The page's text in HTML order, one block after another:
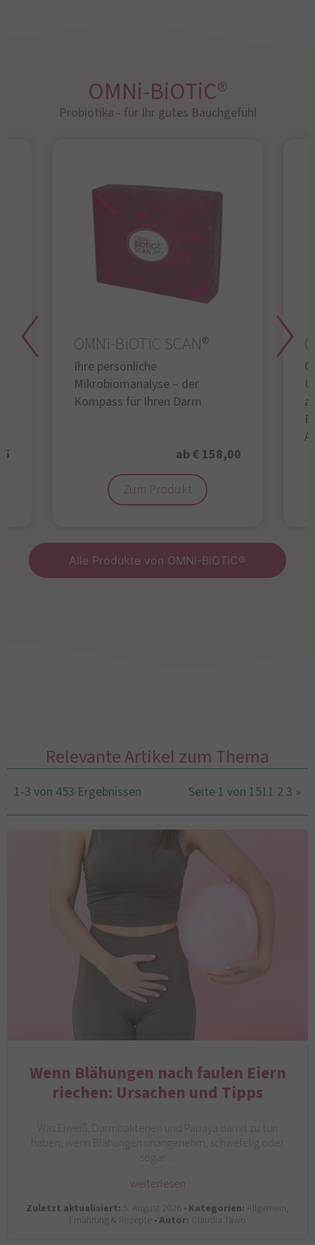
OMNi-BiOTiC®
Probiotika - für Ihr gutes Bauchgefühl​
OMNi-BiOTiC SCAN®
Ihre persönliche
Mikrobiomanalyse – der
Kompass für Ihren Darm
ab € 158,00
Zum Produkt
Alle Produkte von OMNi-BiOTiC®
Relevante Artikel zum Thema
1-3 von 453 Ergebnissen Seite 1 von 1511 2 3 »
Wenn Blähungen nach faulen Eiern
riechen: Ursachen und Tipps
Was Eiweiß, Darmbakterien und Papaya damit zu tun
haben, wenn Blähungen unangenehm, schwefelig oder
sogar…
weiterlesen
Zuletzt aktualisiert: 5. August 2026 •Kategorien: Allgemein,
Ernährung & Rezepte •Autor: Claudia Tawo